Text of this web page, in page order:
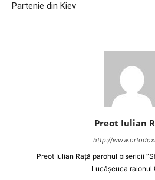
Partenie din Kiev
Preot Iulian
http://
Preot Iulian Rață parohul bisericii
Lucășeuca raionul